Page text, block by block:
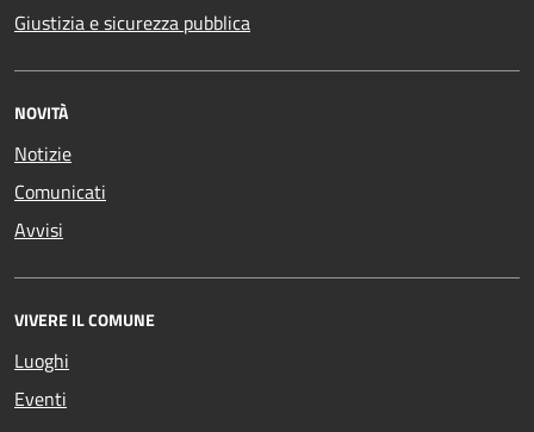
Giustizia e sicurezza pubblica
NOVITÀ
Notizie
Comunicati
Avvisi
VIVERE IL COMUNE
Luoghi
Eventi